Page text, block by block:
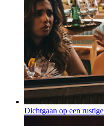
Dichtgaan op een